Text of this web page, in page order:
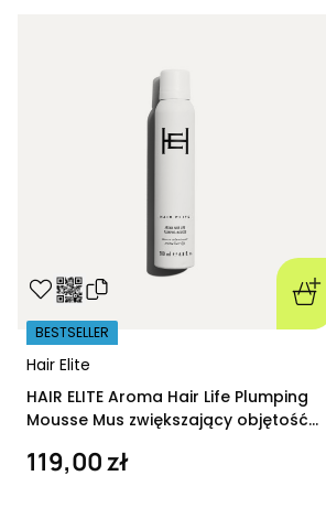
Hair Elite
BESTSELLER
HAIR ELITE Aroma Hair Life Plumping
Mousse Mus zwiększający objętość
119,00 zł